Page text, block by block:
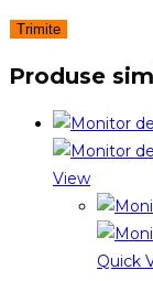
Produse
View
Quick